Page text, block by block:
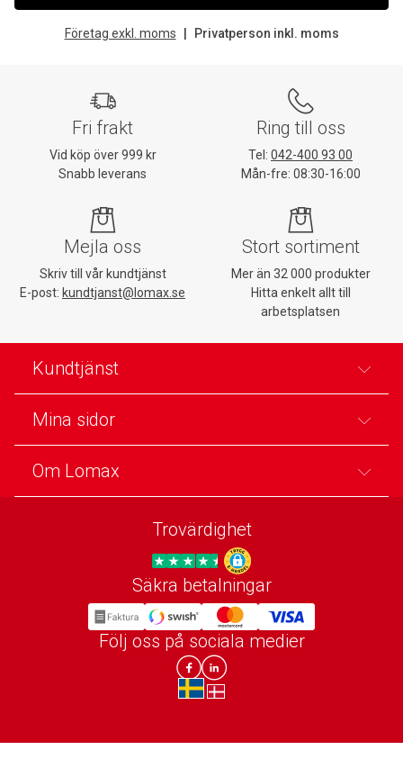
Företag exkl. moms Privatperson inkl. moms
Fri frakt
Vid köp över 999 kr
Snabb leverans
Ring till oss
Tel: 042-400 93 00
Mån-fre: 08:30-16:00
Mejla oss
Skriv till vår kundtjänst
E-post: kundtjanst@lomax.se
Stort sortiment
Mer än 32 000 produkter
Hitta enkelt allt till
arbetsplatsen
Kundtjänst
Mina sidor
Om Lomax
Trovärdighet
Trygg E-handel
Säkra betalningar
Följ oss på sociala medier
Lomax DK Facebook
Lomax SE LinkIn
sv-SEda-DK